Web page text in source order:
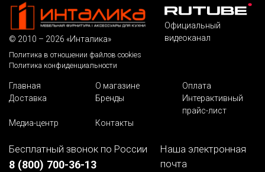
© 2010 – 2026 «Инталика»
Политика в отношении файлов cookies
Политика конфиденциальности
Официальный
видеоканал
Главная О магазине
Оплата
Доставка
Бренды
Интерактивный
прайс-лист
Медиа-центр
Контакты
Бесплатный звонок по России
8 (800) 700-36-13
Наша электронная
почта